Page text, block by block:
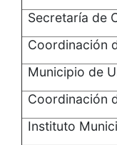
Secretaría de
Coordinación
Municipio de
Coordinación
Instituto